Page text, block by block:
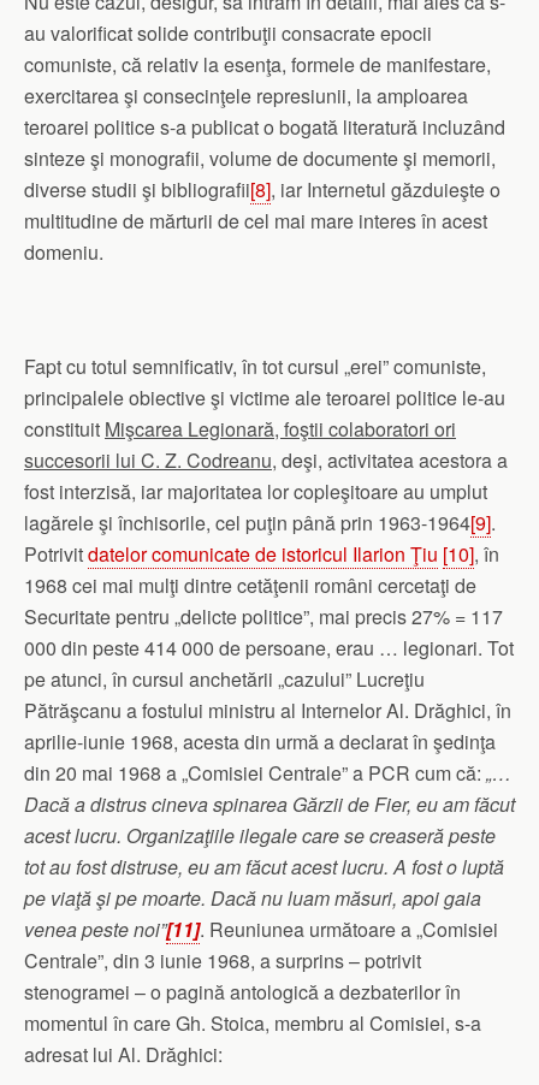
au valorificat solide contribuţii consacrate epocii
comuniste, că relativ la esenţa, formele de manifestare,
exercitarea şi consecinţele represiunii, la amploarea
teroarei politice s-a publicat o bogată literatură incluzând
sinteze şi monografii, volume de documente şi memorii,
diverse studii şi bibliografii[8], iar Internetul găzduieşte o
multitudine de mărturii de cel mai mare interes în acest
domeniu.
Fapt cu totul semnificativ, în tot cursul „erei” comuniste,
principalele obiective şi victime ale teroarei politice le-au
constituit Mişcarea Legionară, foştii colaboratori ori
succesorii lui C. Z. Codreanu, deşi, activitatea acestora a
fost interzisă, iar majoritatea lor copleşitoare au umplut
lagărele şi închisorile, cel puţin până prin 1963-1964[9].
Potrivitdatelor comunicate de istoricul Ilarion Ţiu [10], în
1968 cei mai mulţi dintre cetăţenii români cercetaţi de
Securitate pentru „delicte politice”, mai precis 27% = 117
000 din peste 414 000 de persoane, erau … legionari. Tot
pe atunci, în cursul anchetării „cazului” Lucreţiu
Pătrăşcanu a fostului ministru al Internelor Al. Drăghici, în
aprilie-iunie 1968, acesta din urmă a declarat în şedinţa
din 20 mai 1968 a „Comisiei Centrale” a PCR cum că: „…
Dacă a distrus cineva spinarea Gărzii de Fier, eu am făcut
acest lucru. Organizaţiile ilegale care se creaseră peste
tot au fost distruse, eu am făcut acest lucru. A fost o luptă
pe viaţă şi pe moarte. Dacă nu luam măsuri, apoi gaia
venea peste noi”[11]. Reuniunea următoare a „Comisiei
Centrale”, din 3 iunie 1968, a surprins – potrivit
stenogramei – o pagină antologică a dezbaterilor în
momentul în care Gh. Stoica, membru al Comisiei, s-a
adresat lui Al. Drăghici: